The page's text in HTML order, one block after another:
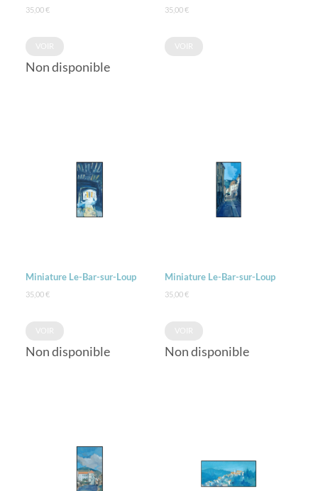
35,00€
Non disponible
35,00€
Miniature Le-Bar-sur-Loup
35,00€
Non disponible
Miniature Le-Bar-sur-Loup
35,00€
Non disponible